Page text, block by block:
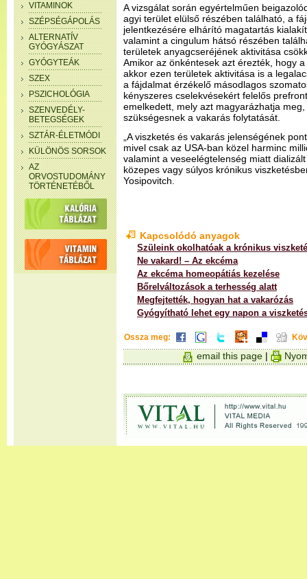
VITAMINOK
SZÉPSÉGÁPOLÁS
ALTERNATÍV
GYÓGYÁSZAT
GYÓGYTEÁK
SZEX
PSZICHOLÓGIA
SZENVEDÉLY-
BETEGSÉGEK
SZTÁR-ÉLETMÓDI
KÜLÖNÖS SORSOK
AZ
ORVOSTUDOMÁNY
TÖRTÉNETÉBŐL
A vizsgálat során egyértelműen
agyi terület elülső részében található, a
jelentkezésére elhárító magatartás
valamint a cingulum hátsó részében
területek anyagcseréjének aktivitása
Amikor az önkéntesek azt érezték, hogy
akkor ezen területek aktivitása is a
a fájdalmat érzékelő másodlagos
kényszeres cselekvésekért felelős
emelkedett, mely azt magyarázhatja
szükségesnek a vakarás folytatását.
„A viszketés és vakarás jelenségének
mivel csak az USA-ban közel harminc
valamint a veseelégtelenség miatt
közepes vagy súlyos krónikus
Yosipovitch.
Kapcsolódó anyagok
Szüleink okolhatóak a krónikus
Ne vakard! – Az ekcéma
Az ekcéma homeopátiás kezelése
Bőrelváltozások a terhesség alatt
Megfejtették, hogyan hat a vakarózás
Gyógyítható lehet egy napon a
Ossza meg:
email this page |